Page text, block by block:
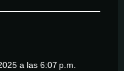
a las 6:07 p.m.